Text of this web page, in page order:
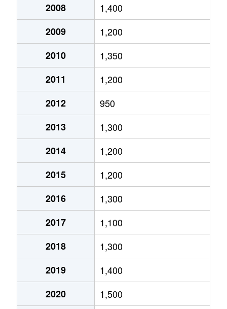
太閤
1,400万円 名古屋
太閤通
1,400万円 太閤通
太閤通
1,400万円 太閤通
太閤通
3,100万円 中村公園
竹橋町
560万円 名古屋
椿町
980万円 名古屋
並木
1,600万円 八田(名古屋市営)
並木
2,600万円 八田(名古屋市営)
並木
1,100万円 八田(名古屋市営)
鈍池町
2,300万円 岩塚
鈍池町
800万円 岩塚
野田町
2,000万円 八田(名古屋市営)
2008
1,400
2009
1,200
2010
1,350
2011
1,200
2012
950
2013
1,300
2014
1,200
2015
1,200
2016
1,300
2017
1,100
2018
1,300
2019
1,400
2020
1,500